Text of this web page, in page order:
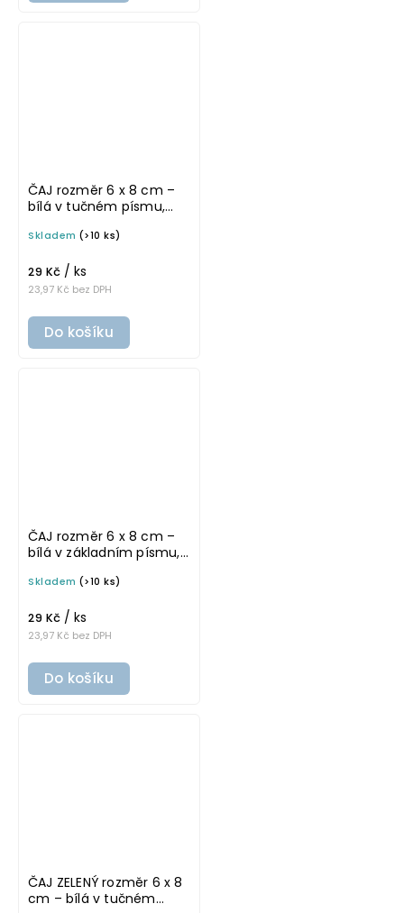
ČAJ rozměr 6 x 8 cm –
bílá v tučném písmu,
na potravinové dózy
Skladem (>10 ks)
23,97 Kč bez DPH
29 Kč / ks
Do košíku
ČAJ rozměr 6 x 8 cm –
bílá v základním písmu,
na potravinové dózy
Skladem (>10 ks)
23,97 Kč bez DPH
29 Kč / ks
Do košíku
ČAJ ZELENÝ rozměr 6 x 8
cm – bílá v tučném